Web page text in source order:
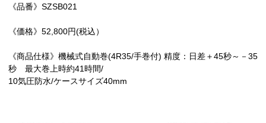
《品番》SZSB021
《価格》52,800円(税込）
《商品仕様》機械式自動巻(4R35/手巻付) 精度：日差＋45秒～－35
秒 最大巻上時約41時間/
10気圧防水/ケースサイズ40mm